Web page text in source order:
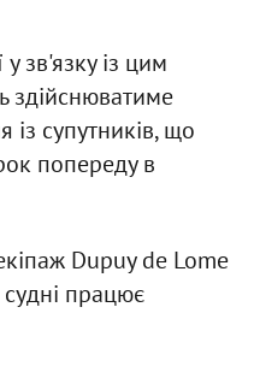
зв'язку із цим
здійснюватиме
із супутників, що
попереду в
Dupuy de Lome
працює